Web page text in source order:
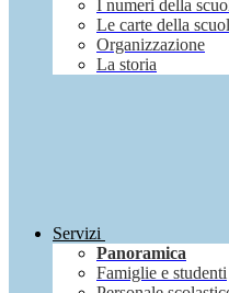
I numeri della
Le carte della
Organizzazione
La storia
Servizi
Panoramica
Famiglie e studenti